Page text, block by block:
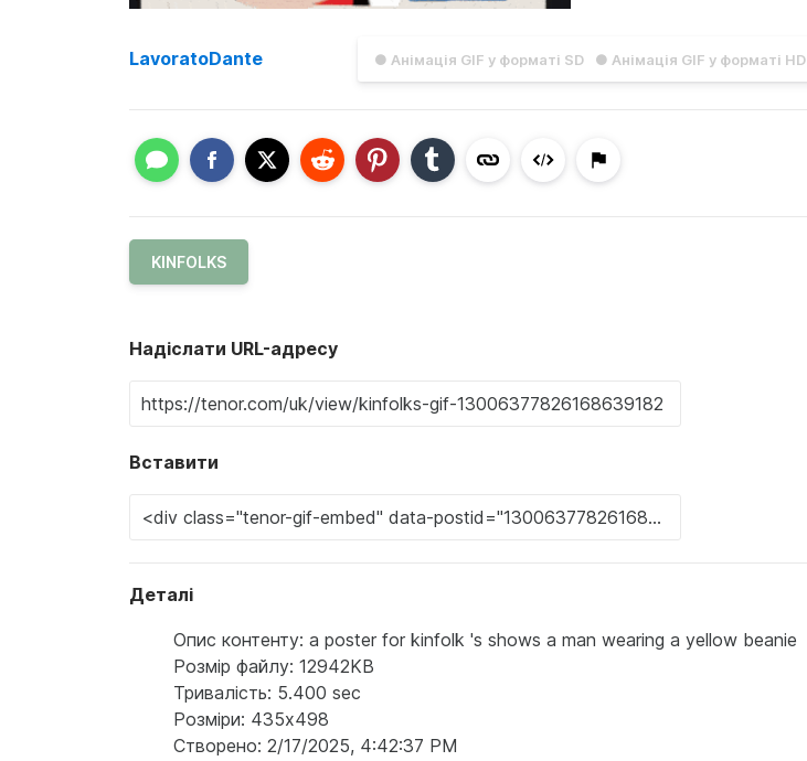
● Анімація GIF у форматі SD ● Анімація GIF у форматі HD
LavoratoDante
KINFOLKS
Надіслати URL-адресу
Вставити
Деталі
Опис контенту: a poster for kinfolk 's shows a man wearing a yellow beanie
Розмір файлу: 12942KB
Тривалість: 5.400 sec
Розміри: 435x498
Створено: 2/17/2025, 4:42:37 PM